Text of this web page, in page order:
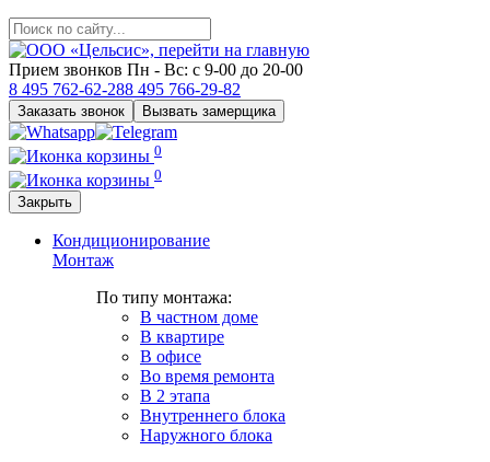
Прием звонков Пн - Вс: с 9-00 до 20-00
8 495 762-62-288 495 766-29-82
Заказать звонок Вызвать замерщика
0
0
Закрыть
Кондиционирование
Монтаж
По типу монтажа:
В частном доме
В квартире
В офисе
Во время ремонта
В 2 этапа
Внутреннего блока
Наружного блока